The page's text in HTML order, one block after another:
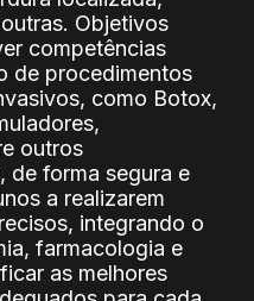
Objetivos
competências
de procedimentos
como Botox,
outros
de forma segura e
a realizarem
integrando o
farmacologia e
as melhores